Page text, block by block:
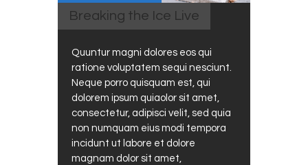
Breaking the Ice Live
Quuntur magni dolores eos qui
ratione voluptatem sequi nesciunt.
Neque porro quisquam est, qui
dolorem ipsum quiaolor sit amet,
consectetur, adipisci velit, sed quia
non numquam eius modi tempora
incidunt ut labore et dolore
magnam dolor sit amet,